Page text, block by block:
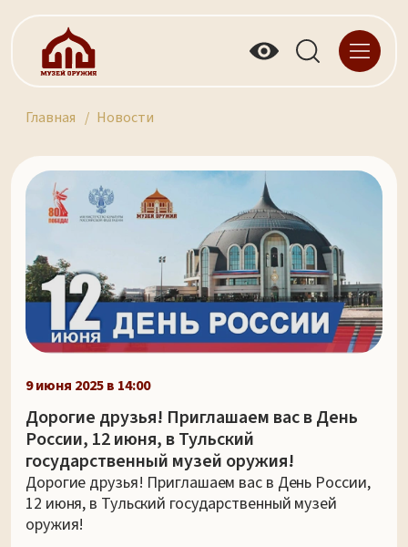
Главная Новости
9 июня 2025 в 14:00
Дорогие друзья! Приглашаем вас в День
России, 12 июня, в Тульский
государственный музей оружия!
Дорогие друзья! Приглашаем вас в День России,
12 июня, в Тульский государственный музей
оружия!